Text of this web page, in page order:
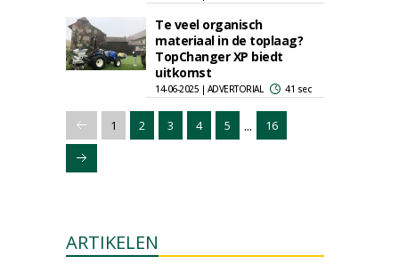
Te veel organisch
materiaal in de toplaag?
TopChanger XP biedt
uitkomst
14-06-2025 | ADVERTORIAL 41 sec
1 2 3 4 5 ... 16
ARTIKELEN